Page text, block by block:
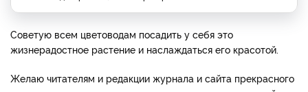
Советую всем цветоводам посадить у себя это
жизнерадостное растение и наслаждаться его красотой.
Желаю читателям и редакции журнала и сайта прекрасного